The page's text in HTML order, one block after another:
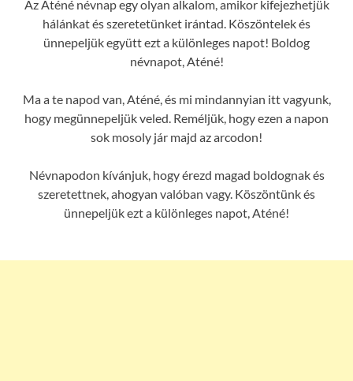
Az Aténé névnap egy olyan alkalom, amikor kifejezhetjük
hálánkat és szeretetünket irántad. Köszöntelek és
ünnepeljük együtt ezt a különleges napot! Boldog
névnapot, Aténé!
Ma a te napod van, Aténé, és mi mindannyian itt vagyunk,
hogy megünnepeljük veled. Reméljük, hogy ezen a napon
sok mosoly jár majd az arcodon!
Névnapodon kívánjuk, hogy érezd magad boldognak és
szeretettnek, ahogyan valóban vagy. Köszöntünk és
ünnepeljük ezt a különleges napot, Aténé!